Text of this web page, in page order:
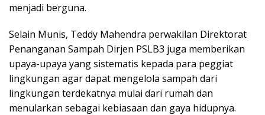
menjadi berguna.
Selain Munis, Teddy Mahendra perwakilan Direktorat
Penanganan Sampah Dirjen PSLB3 juga memberikan
upaya-upaya yang sistematis kepada para peggiat
lingkungan agar dapat mengelola sampah dari
lingkungan terdekatnya mulai dari rumah dan
menularkan sebagai kebiasaan dan gaya hidupnya.